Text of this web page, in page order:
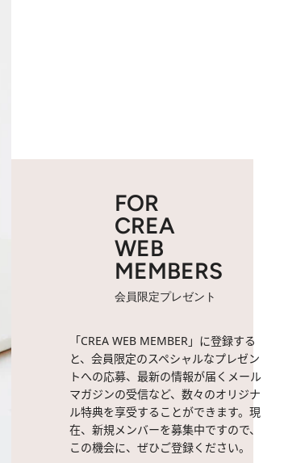
FOR
CREA
WEB
MEMBERS
会員限定プレゼント
「CREA WEB MEMBER」に登録する
と、会員限定のスペシャルなプレゼン
トへの応募、最新の情報が届くメール
マガジンの受信など、数々のオリジナ
ル特典を享受することができます。現
在、新規メンバーを募集中ですので、
この機会に、ぜひご登録ください。